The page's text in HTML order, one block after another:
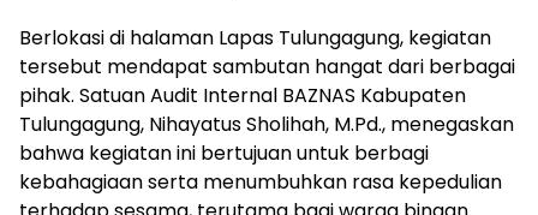
Berlokasi di halaman Lapas Tulungagung, kegiatan
tersebut mendapat sambutan hangat dari berbagai
pihak. Satuan Audit Internal BAZNAS Kabupaten
Tulungagung, Nihayatus Sholihah, M.Pd., menegaskan
bahwa kegiatan ini bertujuan untuk berbagi
kebahagiaan serta menumbuhkan rasa kepedulian